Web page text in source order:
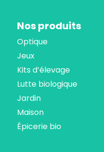
Nos produits
Optique
Jeux
Kits d’élevage
Lutte biologique
Jardin
Maison
Épicerie bio